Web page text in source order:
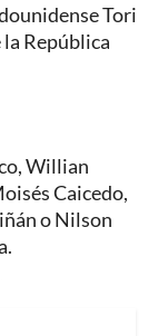
Tori
República
Willian
Caicedo,
o Nilson